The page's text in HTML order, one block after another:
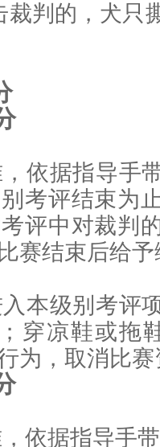
裁判的 ， 犬只
依据指导手
考评结束为
评中对裁判
赛结束后给
本级别考评
穿凉鞋或拖
为，取消比
依据指导手